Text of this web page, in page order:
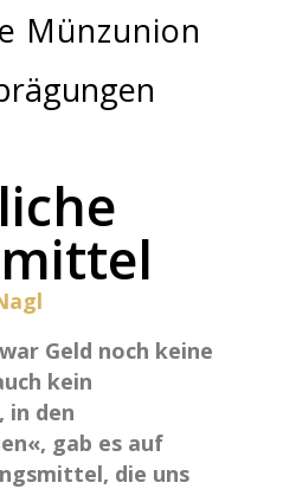
Münzunion
Geld noch keine
kein
in den
gab es auf
die uns